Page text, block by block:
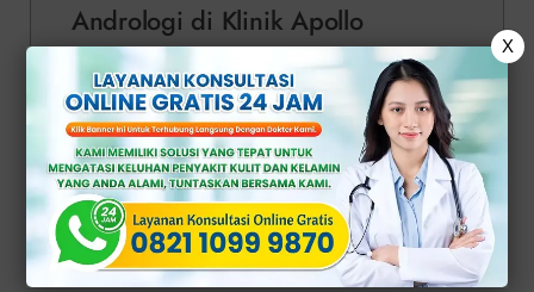
Andrologi di Klinik Apollo
Faktor Penyebab
Ejakulasi Dini pada
Remaja
X